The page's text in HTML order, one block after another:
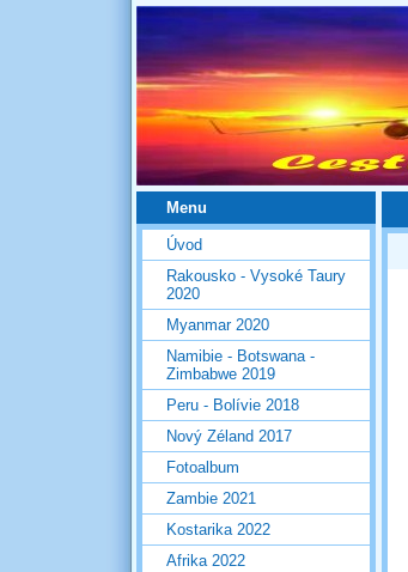
Menu
Úvod
Rakousko - Vysoké Taury
2020
Myanmar 2020
Namibie - Botswana -
Zimbabwe 2019
Peru - Bolívie 2018
Nový Zéland 2017
Fotoalbum
Zambie 2021
Kostarika 2022
Afrika 2022